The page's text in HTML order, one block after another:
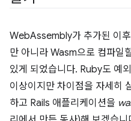
WebAssembly가 추가된 이
만 아니라 Wasm으로 컴파일
있게 되었습니다. Ruby도 예
이상이지만 차이점을 자세히
하고 Rails 애플리케이션을